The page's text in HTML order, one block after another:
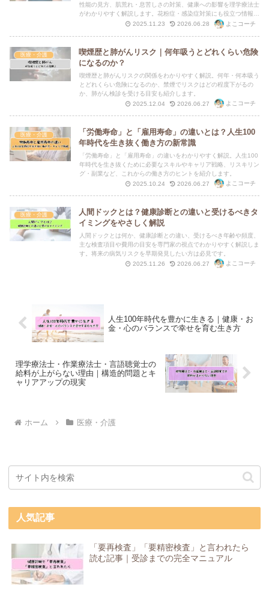
性能の見方、肌荒れ・息苦しさの対策、健康への影響を理学療法士
がわかりやすく解説します。花粉症・感染症対策にも役立つ情報満
2025.11.23 2026.06.28 よこコーチ
医療・介護
喫煙歴と肺がんリスク｜何年吸うとどれくらい危険
になるのか？
喫煙歴と肺がんリスクの関係をわかりやすく解説。何年・何本吸う
とどれくらい危険になるのか、禁煙でリスクはどの程度下がるの
か、肺がん検診を受ける目安も紹介します。
2025.12.04
2026.06.27 よこコーチ
医療・介護
「労働寿命」と「雇用寿命」の違いとは？人生100
年時代を生き抜く働き方の新常識
「労働寿命」と「雇用寿命」の違いをわかりやすく解説。人生100
年時代を生き抜くために必要なスキルやキャリア戦略、リスキリン
グ・副業など、これからの働き方のヒントを紹介します。
2025.10.24
2026.06.27 よこコーチ
医療・介護
人間ドックとは？健康診断との違いと受けるべきタ
イミングをやさしく解説
人間ドックとは何か、健康診断との違い、受けるべき年齢や頻度、
主な検査項目や費用の目安を専門家の視点でわかりやすく解説しま
す。将来の病気リスクを早期発見したい方は必見です。
2025.11.26
2026.06.27 よこコーチ
人生100年時代を豊かに生きる｜健康・お
金・心のバランスで幸せを育む生き方
理学療法士・作業療法士・言語聴覚士の
給料が上がらない理由｜構造的問題とキ
ャリアアップの現実
ホーム 医療・介護
人気記事
「要再検査」「要精密検査」と言われたら
読む記事｜受診までの完全マニュアル